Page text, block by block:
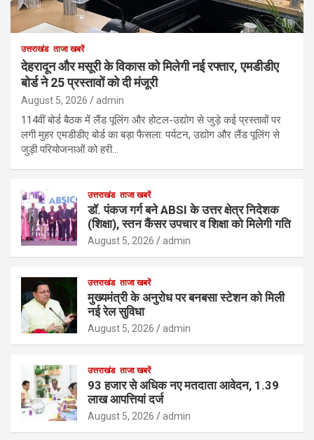
उत्तराखंड ताजा खबरें
देहरादून और मसूरी के विकास को मिलेगी नई रफ्तार, एमडीडीए
बोर्ड ने 25 प्रस्तावों को दी मंजूरी
August 5, 2026 admin
114वीं बोर्ड बैठक में लैंड पूलिंग और होटल-उद्योग से जुड़े कई प्रस्तावों पर
लगी मुहर एमडीडीए बोर्ड का बड़ा फैसला: पर्यटन, उद्योग और लैंड पूलिंग से
जुड़ी परियोजनाओं को हरी…
उत्तराखंड ताजा खबरें
डॉ. पंकज गर्ग बने ABSI के उत्तर क्षेत्र निदेशक
(शिक्षा), स्तन कैंसर उपचार व शिक्षा को मिलेगी गति
August 5, 2026 admin
उत्तराखंड ताजा खबरें
मुख्यमंत्री के अनुरोध पर बनबसा स्टेशन को मिली
नई रेल सुविधा
August 5, 2026 admin
उत्तराखंड ताजा खबरें
93 हजार से अधिक नए मतदाता आवेदन, 1.39
लाख आपत्तियां दर्ज
August 5, 2026 admin